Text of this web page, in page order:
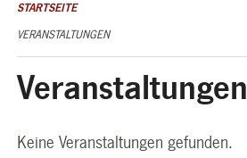
ÜBER UNS
STARTSEITE
VERANSTALTUNGEN
Veranstaltungen
Keine Veranstaltungen gefunden.